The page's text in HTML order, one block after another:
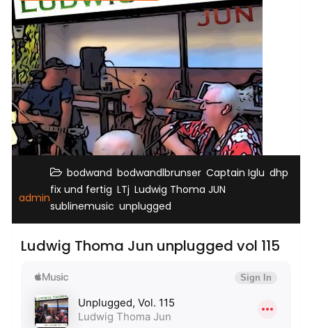
admin
bodwand bodwandlbrunser Captain Iglu dhp
fix und fertig LTj Ludwig Thoma JUN
sublinemusic unplugged
Ludwig Thoma Jun unplugged vol 115